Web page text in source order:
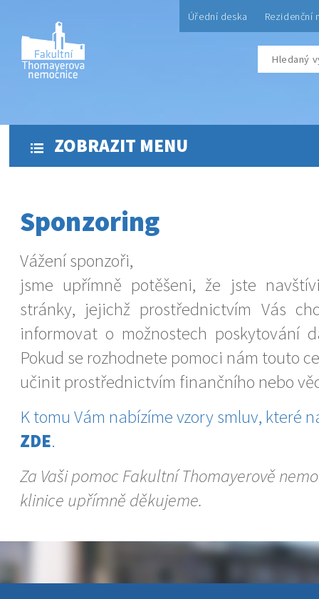
Úřední deska Rezidenční
ZOBRAZIT MENU
Sponzoring
Vážení sponzoři,
jsme upřímně potěšeni, že jste
stránky, jejichž prostřednictvím Vás
informovat o možnostech poskytování
Pokud se rozhodnete pomoci nám touto
učinit prostřednictvím finančního nebo
K tomu Vám nabízíme vzory smluv, které
ZDE.
Za Vaši pomoc Fakultní Thomayerově
klinice upřímně děkujeme.